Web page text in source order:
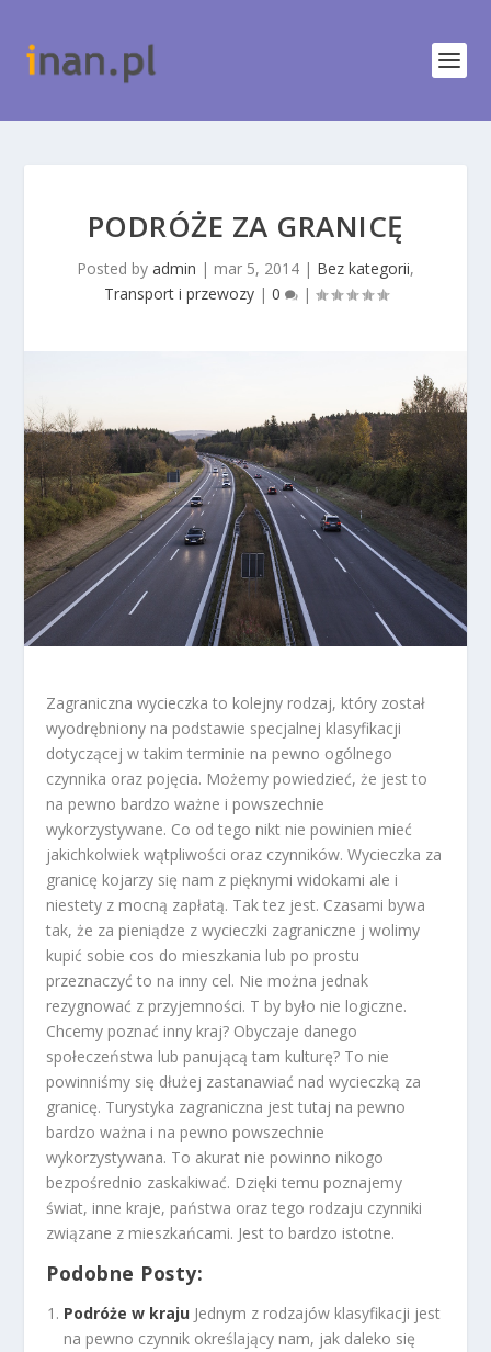
PODRÓŻE ZA GRANICĘ
Posted by admin | mar 5, 2014 | Bez kategorii,
Transport i przewozy| 0 |
Zagraniczna wycieczka to kolejny rodzaj, który został
wyodrębniony na podstawie specjalnej klasyfikacji
dotyczącej w takim terminie na pewno ogólnego
czynnika oraz pojęcia. Możemy powiedzieć, że jest to
na pewno bardzo ważne i powszechnie
wykorzystywane. Co od tego nikt nie powinien mieć
jakichkolwiek wątpliwości oraz czynników. Wycieczka za
granicę kojarzy się nam z pięknymi widokami ale i
niestety z mocną zapłatą. Tak tez jest. Czasami bywa
tak, że za pieniądze z wycieczki zagraniczne j wolimy
kupić sobie cos do mieszkania lub po prostu
przeznaczyć to na inny cel. Nie można jednak
rezygnować z przyjemności. T by było nie logiczne.
Chcemy poznać inny kraj? Obyczaje danego
społeczeństwa lub panującą tam kulturę? To nie
powinniśmy się dłużej zastanawiać nad wycieczką za
granicę. Turystyka zagraniczna jest tutaj na pewno
bardzo ważna i na pewno powszechnie
wykorzystywana. To akurat nie powinno nikogo
bezpośrednio zaskakiwać. Dzięki temu poznajemy
świat, inne kraje, państwa oraz tego rodzaju czynniki
związane z mieszkańcami. Jest to bardzo istotne.
Podobne Posty:
Podróże w kraju Jednym z rodzajów klasyfikacji jest
na pewno czynnik określający nam, jak daleko się